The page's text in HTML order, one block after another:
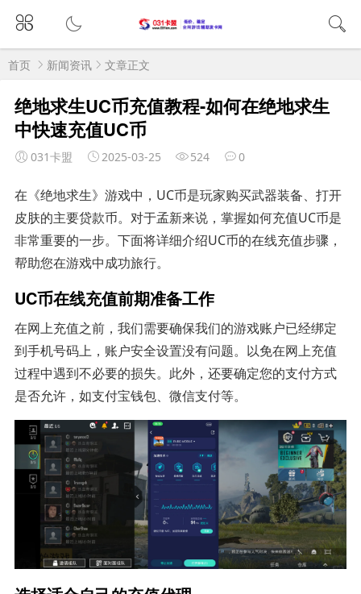
首页 新闻资讯 文章正文
绝地求生UC币充值教程-如何在绝地求生
中快速充值UC币
031卡盟 2025-03-25 524 0
在《绝地求生》游戏中，UC币是玩家购买武器装备、打开
皮肤的主要贷款币。对于孟新来说，掌握如何充值UC币是
非常重要的一步。下面将详细介绍UC币的在线充值步骤，
帮助您在游戏中成功旅行。
UC币在线充值前期准备工作
在网上充值之前，我们需要确保我们的游戏账户已经绑定
到手机号码上，账户安全设置没有问题。以免在网上充值
过程中遇到不必要的损失。此外，还要确定您的支付方式
是否允许，如支付宝钱包、微信支付等。